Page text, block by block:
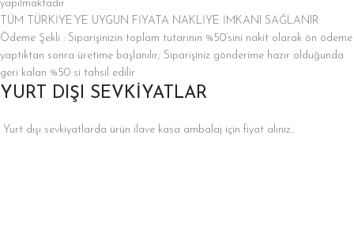
yapılmaktadır
TÜM TÜRKİYE’YE UYGUN FİYATA NAKLİYE İMKANI SAĞLANIR
Ödeme Şekli : Siparişinizin toplam tutarının %50’sini nakit olarak ön ödeme
yaptıktan sonra üretime başlanılır; Siparişiniz gönderime hazır olduğunda
geri kalan %50 si tahsil edilir
YURT DIŞI SEVKİYATLAR
Yurt dışı sevkiyatlarda ürün ilave kasa ambalaj için fiyat alınız..